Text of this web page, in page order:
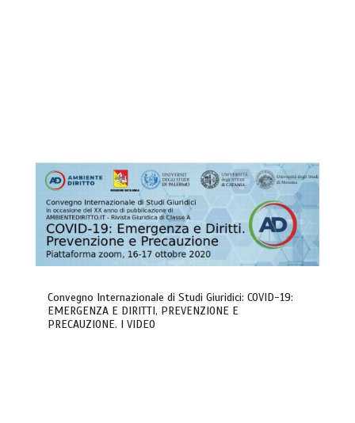
Convegno Internazionale di Studi Giuridici: COVID-19:
EMERGENZA E DIRITTI, PREVENZIONE E
PRECAUZIONE. I VIDEO